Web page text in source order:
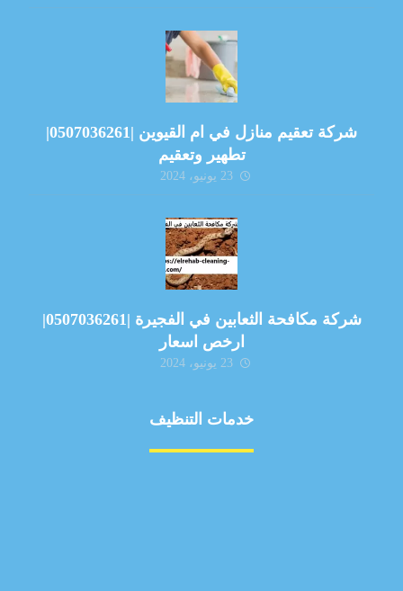
شركة تعقيم منازل في ام القيوين |0507036261|
تطهير وتعقيم
23 يونيو، 2024
شركة مكافحة الثعابين في الفجيرة |0507036261|
ارخص اسعار
23 يونيو، 2024
خدمات التنظيف